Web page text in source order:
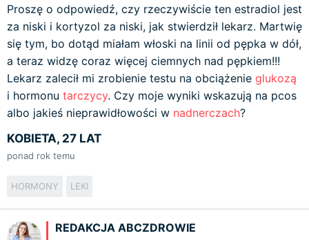
Proszę o odpowiedź, czy rzeczywiście ten estradiol jest
za niski i kortyzol za niski, jak stwierdził lekarz. Martwię
się tym, bo dotąd miałam włoski na linii od pępka w dół,
a teraz widzę coraz więcej ciemnych nad pępkiem!!!
Lekarz zalecił mi zrobienie testu na obciążenie glukozą
i hormonu tarczycy. Czy moje wyniki wskazują na pcos
albo jakieś nieprawidłowości w nadnerczach?
KOBIETA, 27 LAT
ponad rok temu
HORMONY LEKI
REDAKCJA ABCZDROWIE